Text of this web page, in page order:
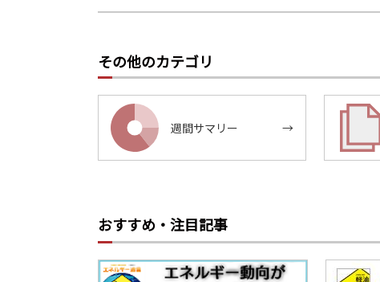
その他のカテゴリ
週間サマリー →
おすすめ・注目記事